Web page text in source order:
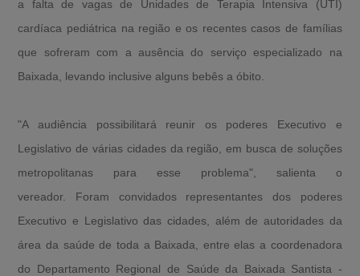
a falta de vagas de Unidades de Terapia Intensiva (UTI)
cardíaca pediátrica na região e os recentes casos de famílias
que sofreram com a ausência do serviço especializado na
Baixada, levando inclusive alguns bebês a óbito.
"A audiência possibilitará reunir os poderes Executivo e
Legislativo de várias cidades da região, em busca de soluções
metropolitanas para esse problema", salienta o
vereador. Foram convidados representantes dos poderes
Executivo e Legislativo das cidades, além de autoridades da
área da saúde de toda a Baixada, entre elas a coordenadora
do Departamento Regional de Saúde da Baixada Santista -